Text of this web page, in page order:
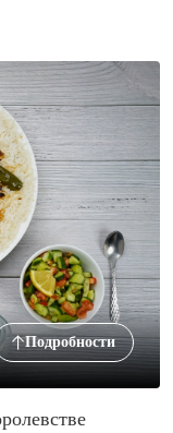
Подробности